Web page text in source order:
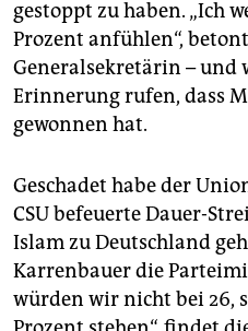
gestoppt zu haben. „Ich
Prozent anfühlen“,
Generalsekretärin – und
Erinnerung rufen, dass
gewonnen hat.
Geschadet habe der
CSU befeuerte Dauer-
Islam zu Deutschland
Karrenbauer die
würden wir nicht bei 26,